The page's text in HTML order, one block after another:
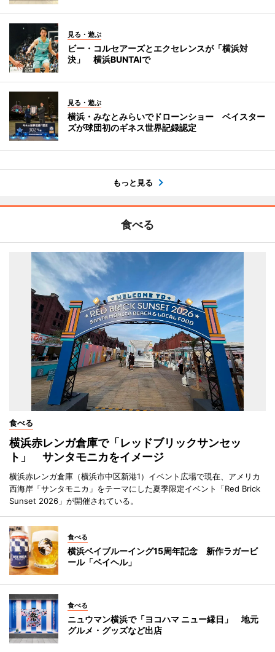
見る・遊ぶ
ビー・コルセアーズとエクセレンスが「横浜対
決」 横浜BUNTAIで
見る・遊ぶ
横浜・みなとみらいでドローンショー ベイスター
ズが球団初のギネス世界記録認定
もっと見る
食べる
食べる
横浜赤レンガ倉庫で「レッドブリックサンセッ
ト」 サンタモニカをイメージ
横浜赤レンガ倉庫（横浜市中区新港1）イベント広場で現在、アメリカ
西海岸「サンタモニカ」をテーマにした夏季限定イベント「Red Brick
Sunset 2026」が開催されている。
食べる
横浜ベイブルーイング15周年記念 新作ラガービ
ール「ベイヘル」
食べる
ニュウマン横浜で「ヨコハマ ニュー縁日」 地元
グルメ・グッズなど出店